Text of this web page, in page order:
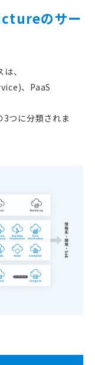
のサー
、
、PaaS
つに分類されま